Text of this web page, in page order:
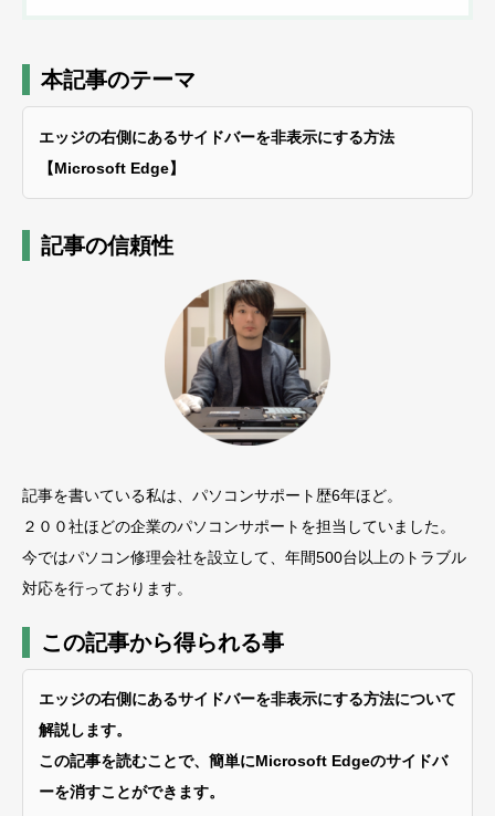
本記事のテーマ
エッジの右側にあるサイドバーを非表示にする方法
【Microsoft Edge】
記事の信頼性
記事を書いている私は、パソコンサポート歴6年ほど。
２００社ほどの企業のパソコンサポートを担当していました。
今ではパソコン修理会社を設立して、年間500台以上のトラブル
対応を行っております。
この記事から得られる事
エッジの右側にあるサイドバーを非表示にする方法について
解説します。
この記事を読むことで、簡単にMicrosoft Edgeのサイドバ
ーを消すことができます。